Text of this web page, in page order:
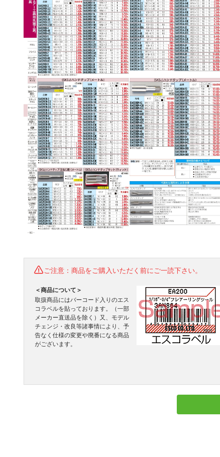
ご注意：商品をご購入いただく前にご一読下さい。
＜商品について＞
取扱商品にはバーコード入りのエス
コラベルを貼っております。（一部
メーカー直送品を除く）又、モデル
チェンジ・改良等諸事情により、予
告なく仕様の変更や廃番になる商品
がございます。